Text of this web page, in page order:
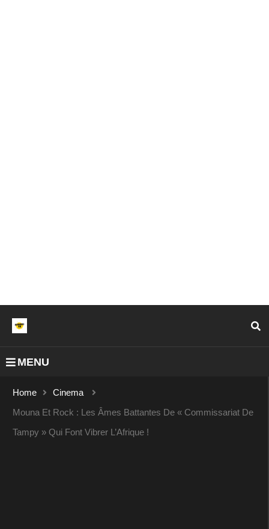
MENU
Home
Cinema
Mouna Et Rock : Les Âmes Battantes De « Commissariat De
Tampy » Qui Font Vibrer L’Afrique !